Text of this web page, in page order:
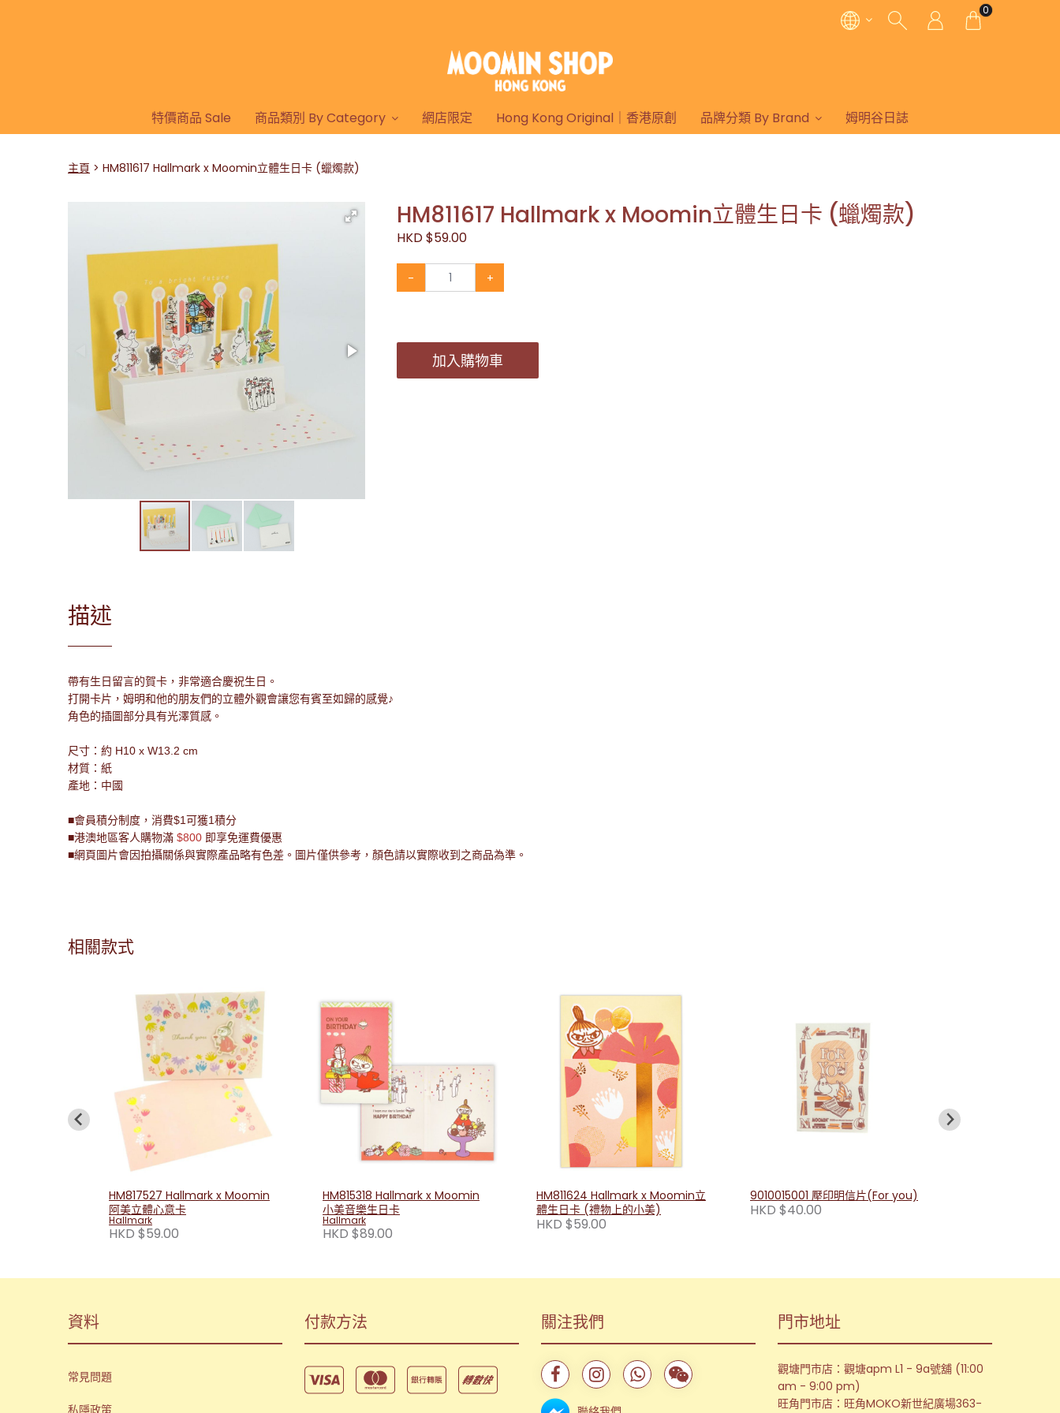
0
特價商品 Sale 商品類別 By Category 網店限定 Hong Kong Original｜香港原創 品牌分類 By Brand 姆明谷日誌
主頁 HM811617 Hallmark x Moomin立體生日卡 (蠟燭款)
HM811617 Hallmark x Moomin立體生日卡 (蠟燭款)
HKD $59.00
- +
加入購物車
描述
帶有生日留言的賀卡，非常適合慶祝生日。
打開卡片，姆明和他的朋友們的立體外觀會讓您有賓至如歸的感覺♪
角色的插圖部分具有光澤質感。
尺寸：約 H10 x W13.2 cm
材質：紙
產地：中國
■會員積分制度，消費$1可獲1積分
■港澳地區客人購物滿 $800 即享免運費優惠
■網頁圖片會因拍攝關係與實際產品略有色差。圖片僅供參考，顏色請以實際收到之商品為準。
相關款式
Hallmark
HM817527 Hallmark x Moomin
阿美立體心意卡
HKD $59.00
Hallmark
HM815318 Hallmark x Moomin
小美音樂生日卡
HKD $89.00
HM811624 Hallmark x Moomin立
體生日卡 (禮物上的小美)
HKD $59.00
9010015001 壓印明信片(For you)
HKD $40.00
資料
常見問題
私隱政策
付款方法 關注我們 門市地址
觀塘門市店：觀塘apm L1 - 9a號舖 (11:00
am - 9:00 pm)
旺角門市店：旺角MOKO新世紀廣場363-